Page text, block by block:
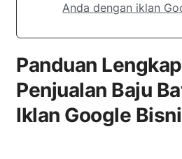
Anda dengan iklan
Panduan
Penjualan Baju
Iklan Google